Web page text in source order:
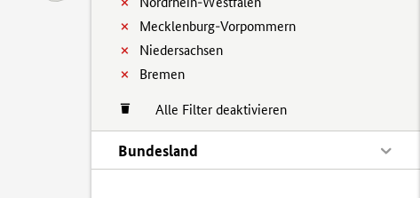
Mecklenburg-Vorpommern
Niedersachsen
Bremen
Alle Filter deaktivieren
Bundesland